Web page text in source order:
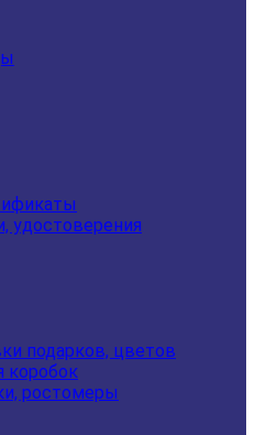
удостоверения
подарков, цветов
коробок
ростомеры